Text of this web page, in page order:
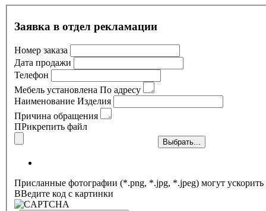
Заявка в отдел рекламации
Номер заказа
Дата продажи
Телефон
Мебель установлена По адресу
Наименование Изделия
Причина обращения
ПРикрепить файл
Присланные фотографии (*.png, *.jpg, *.jpeg) могут ускорить
ВВедите код с картинки